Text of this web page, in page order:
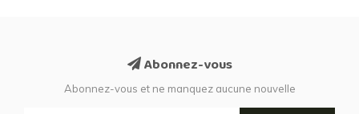
Abonnez-vous
Abonnez-vous et ne manquez aucune nouvelle